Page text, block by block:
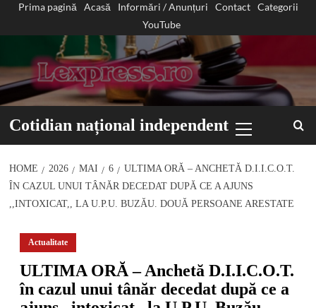
Prima pagină Acasă Informări / Anunțuri Contact
Categorii
YouTube
Cotidian național independent
Menu
HOME 2026 MAI 6
ULTIMA ORĂ – ANCHETĂ D.I.I.C.O.T.
ÎN CAZUL UNUI TÂNĂR DECEDAT DUPĂ CE A AJUNS
,,INTOXICAT,, LA U.P.U. BUZĂU. DOUĂ PERSOANE ARESTATE
Actualitate
ULTIMA ORĂ – Anchetă D.I.I.C.O.T.
în cazul unui tânăr decedat după ce a